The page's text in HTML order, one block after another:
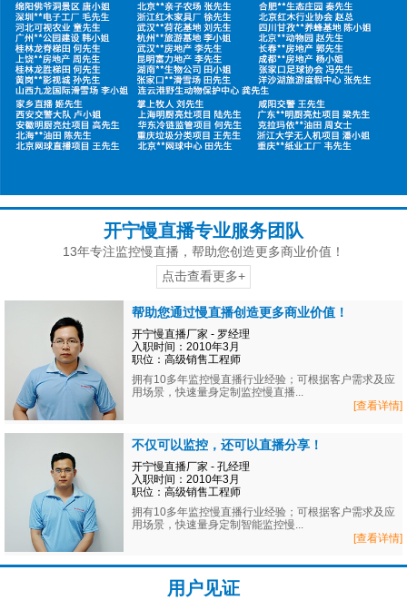
开宁慢直播专业服务团队
13年专注监控慢直播，帮助您创造更多商业价值！
点击查看更多+
帮助您通过慢直播创造更多商业价值！
开宁慢直播厂家 - 罗经理
入职时间：2010年3月
职位：高级销售工程师
拥有10多年监控慢直播行业经验；可根据客户需求及应
用场景，快速量身定制监控慢直播...
[查看详情]
不仅可以监控，还可以直播分享！
开宁慢直播厂家 - 孔经理
入职时间：2010年3月
职位：高级销售工程师
拥有10多年监控慢直播行业经验；可根据客户需求及应
用场景，快速量身定制智能监控慢...
[查看详情]
用户见证